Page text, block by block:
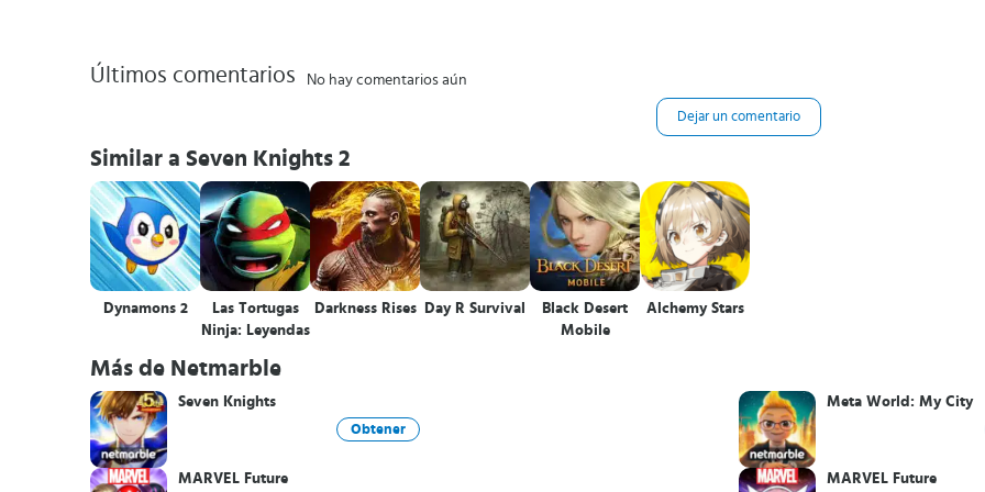
Últimos comentarios No hay comentarios aún
Dejar un comentario
Similar a Seven Knights 2
Dynamons 2
Las Tortugas
Ninja: Leyendas
Darkness Rises Day R Survival
Black Desert
Mobile
Alchemy Stars
Más de Netmarble
Seven Knights
Obtener
MARVEL Future
Meta World: My City
MARVEL Future